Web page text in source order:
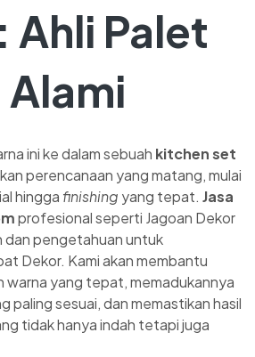
Ahli Palet
ini ke dalam sebuah kitchen set
perencanaan yang matang, mulai
hingga finishing yang tepat. Jasa
profesional seperti Jagoan Dekor
dan pengetahuan untuk
Dekor. Kami akan membantu
warna yang tepat, memadukannya
paling sesuai, dan memastikan hasil
tidak hanya indah tetapi juga